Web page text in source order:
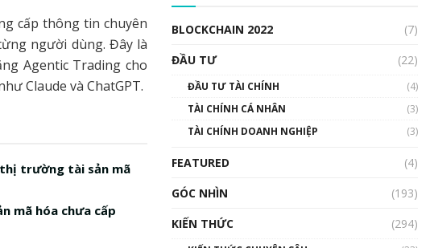
cấp thông tin chuyên
người dùng. Đây là
Agentic Trading cho
Claude và ChatGPT.
trường tài sản mã
mã hóa chưa cấp
uptrend trong năm 2023? |
Phổ cập Blockchain
00:02:14
Nhìn lại năm 2022: Những
nhân vật ảnh hưởng nhất
BLOCKCHAIN 2022
(7)
ĐẦU TƯ
(22)
ĐẦU TƯ TÀI CHÍNH
(4)
TÀI CHÍNH CÁ NHÂN
(3)
TÀI CHÍNH DOANH NGHIỆP
(3)
FEATURED
(4)
GÓC NHÌN
(193)
KIẾN THỨC
(294)